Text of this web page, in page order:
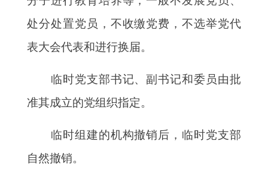
处分处置党员，不收缴党费，不选举党代
表大会代表和进行换届。
临时党支部书记、副书记和委员由批
准其成立的党组织指定。
临时组建的机构撤销后，临时党支部
自然撤销。